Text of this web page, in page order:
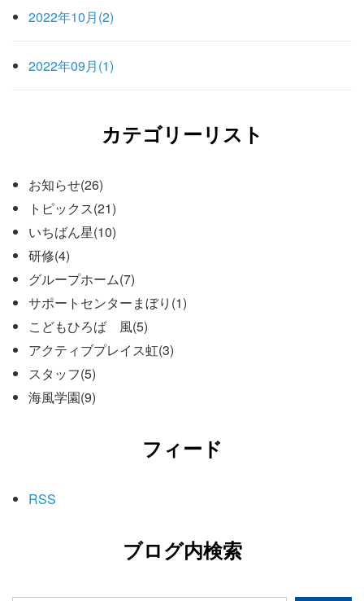
2022年10月(2)
2022年09月(1)
カテゴリーリスト
お知らせ(26)
トピックス(21)
いちばん星(10)
研修(4)
グループホーム(7)
サポートセンターまぼり(1)
こどもひろば 風(5)
アクティブプレイス虹(3)
スタッフ(5)
海風学園(9)
フィード
RSS
ブログ内検索